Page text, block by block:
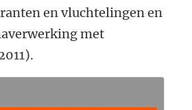
en vluchtelingen en
met